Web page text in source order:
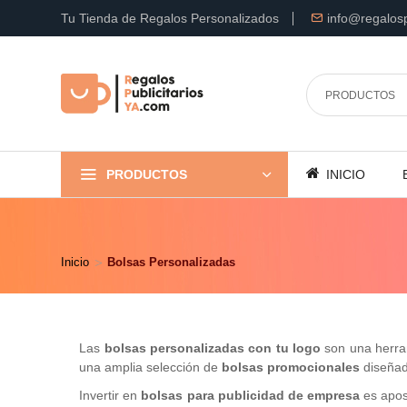
Tu Tienda de Regalos Personalizados
PRODUCTOS INICIO
Inicio Bolsas Personalizadas
Las bolsas personalizadas con tu logo son una
una amplia selección de bolsas promocionales
Invertir en bolsas para publicidad de empresa es